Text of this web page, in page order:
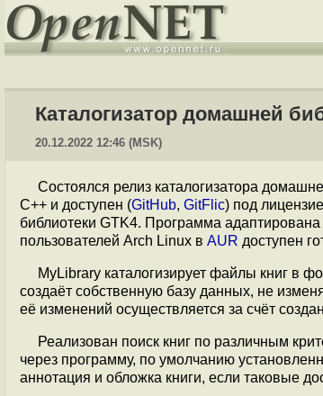
Каталогизатор домашней
20.12.2022 12:46 (MSK)
Состоялся релиз каталогизатора
С++ и доступен (GitHub, GitFlic) под
библиотеки GTK4. Программа
пользователей Arch Linux в AUR доступен
MyLibrary каталогизирует файлы книг в
создаёт собственную базу данных, не
её изменений осуществляется за счёт
Реализован поиск книг по различным
через программу, по умолчанию
аннотация и обложка книги, если таковые